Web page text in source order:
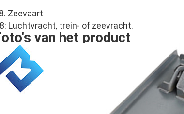
Zeevaart
Luchtvracht, trein- of zeevracht.
van het product